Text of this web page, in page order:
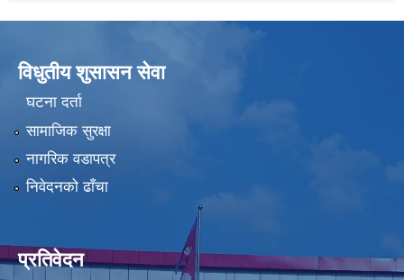
विधुतीय शुसासन सेवा
घटना दर्ता
सामाजिक सुरक्षा
नागरिक वडापत्र
निवेदनको ढाँचा
प्रतिवेदन